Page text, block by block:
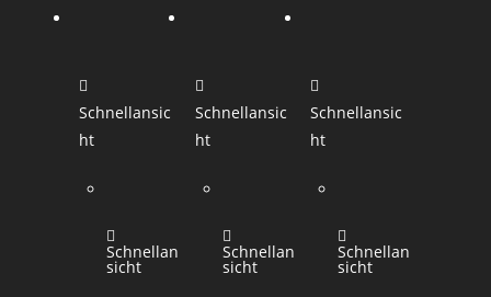
Schnellansic
ht
Schnellan
sicht
Schnellansic
ht
Schnellan
sicht
Schnellansic
ht
Schnellan
sicht